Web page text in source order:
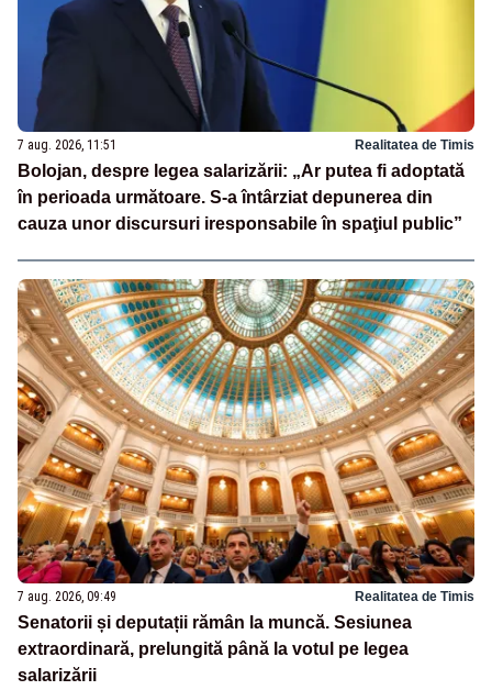
7 aug. 2026, 11:51 Realitatea de Timis
Bolojan, despre legea salarizării: „Ar putea fi adoptată
în perioada următoare. S-a întârziat depunerea din
cauza unor discursuri iresponsabile în spaţiul public”
7 aug. 2026, 09:49 Realitatea de Timis
Senatorii și deputații rămân la muncă. Sesiunea
extraordinară, prelungită până la votul pe legea
salarizării